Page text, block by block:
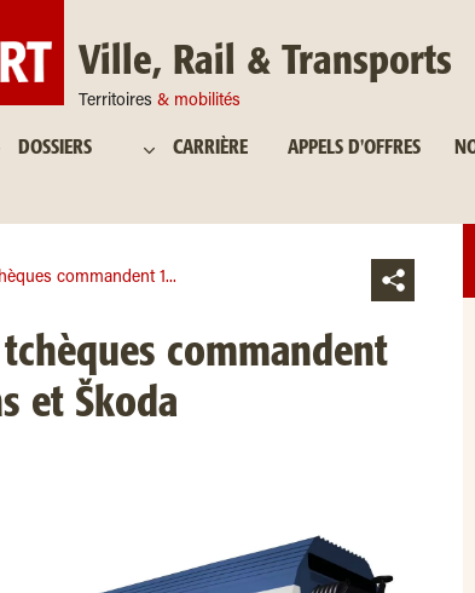
Ville, Rail & Transports
Territoires & mobilités
DOSSIERS CARRIÈRE APPELS D'OFFRES
commandent 1...
commandent
et Škoda